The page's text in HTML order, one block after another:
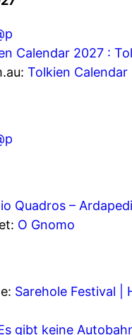
Calendar 2027 :
Tolkien Calendar
Quadros –
O Gnomo
Sarehole Festival |
gibt keine